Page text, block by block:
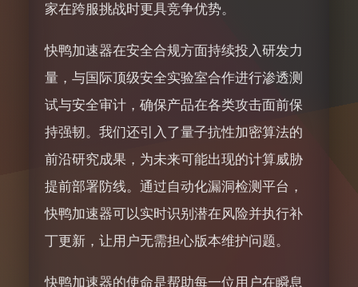
家在跨服挑战时更具竞争优势。
快鸭加速器在安全合规方面持续投入研发力
量，与国际顶级安全实验室合作进行渗透测
试与安全审计，确保产品在各类攻击面前保
持强韧。我们还引入了量子抗性加密算法的
前沿研究成果，为未来可能出现的计算威胁
提前部署防线。通过自动化漏洞检测平台，
快鸭加速器可以实时识别潜在风险并执行补
丁更新，让用户无需担心版本维护问题。
快鸭加速器的使命是帮助每一位用户在瞬息